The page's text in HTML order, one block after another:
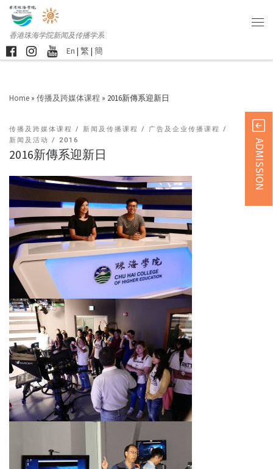
香港珠海学院新闻及传播学系
En | 繁 | 簡
Home » 传播及跨媒体课程 » 2016新傳系迎新日
传播及跨媒体课程 新闻及传播课程
广告及企业传播课程
新闻及活动
2016
2016新傳系迎新日 ADMISSION